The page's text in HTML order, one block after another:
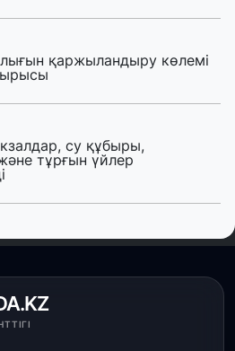
қаржыландыру көлемі
су құбыры,
тұрғын үйлер
аурухана,